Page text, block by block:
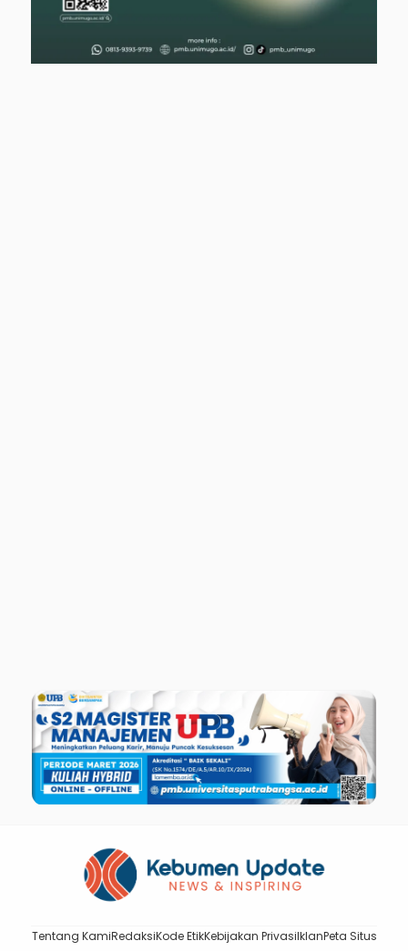
Tentang KamiRedaksiKode EtikKebijakan PrivasiIklanPeta Situs